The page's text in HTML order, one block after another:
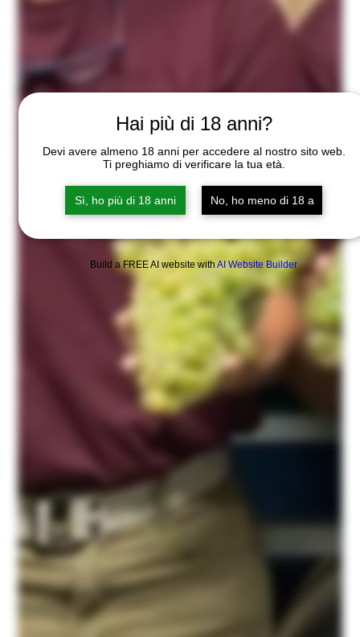
Hai più di 18 anni?
Devi avere almeno 18 anni per accedere al nostro sito web.
Ti preghiamo di verificare la tua età.
Sì, ho più di 18 anni No, ho meno di 18 a
Build a FREE AI website with AI Website Builder